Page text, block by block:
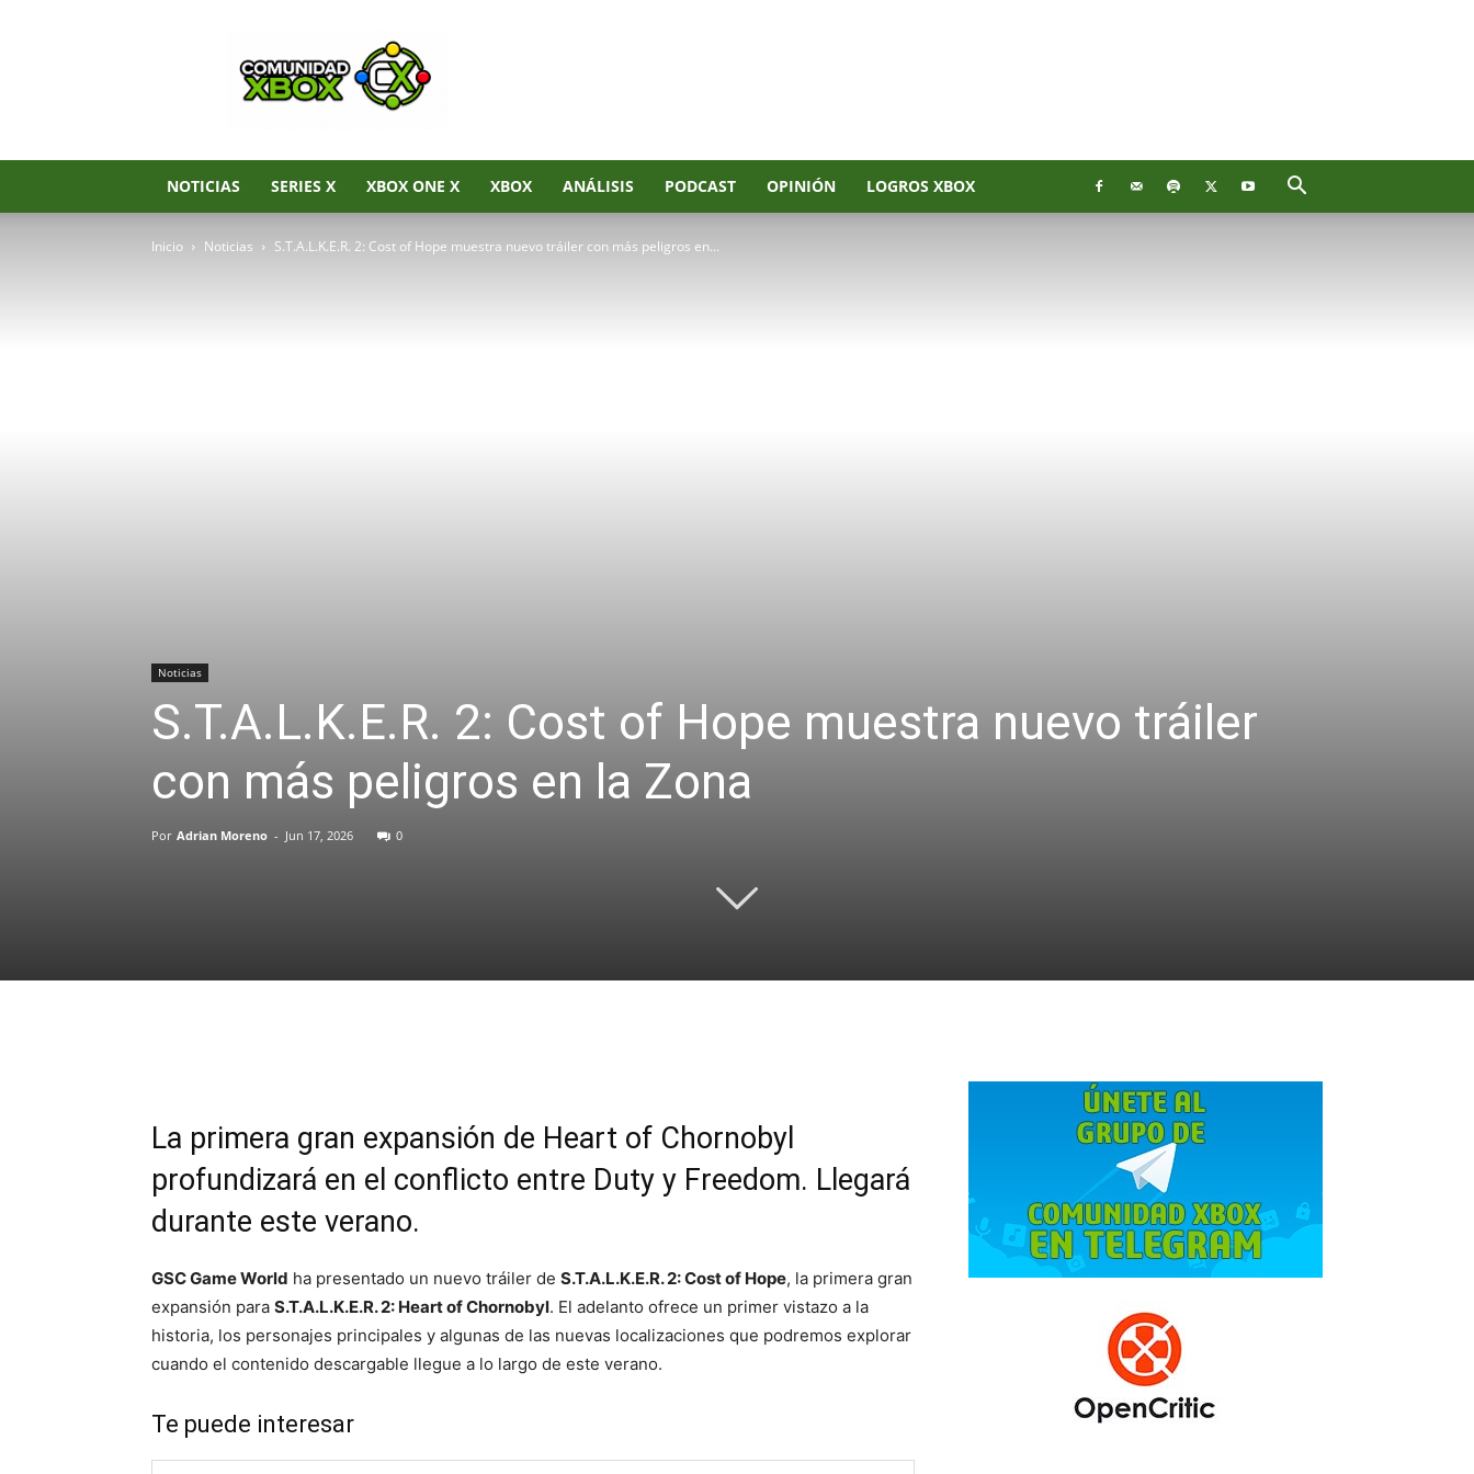
Noticias
de
Xbox
Series
Xbox
One
360
NOTICIAS SERIES X XBOX ONE X XBOX ANÁLISIS PODCAST OPINIÓN LOGROS XBOX
Inicio Noticias S.T.A.L.K.E.R. 2: Cost of Hope muestra nuevo tráiler con más peligros en...
Noticias
S.T.A.L.K.E.R. 2: Cost of Hope muestra nuevo tráiler
con más peligros en la Zona
Por Adrian Moreno - Jun 17, 2026 0
La primera gran expansión de Heart of Chornobyl
profundizará en el conflicto entre Duty y Freedom. Llegará
durante este verano.
GSC Game World ha presentado un nuevo tráiler de S.T.A.L.K.E.R. 2: Cost of Hope, la primera gran
expansión para S.T.A.L.K.E.R. 2: Heart of Chornobyl. El adelanto ofrece un primer vistazo a la
historia, los personajes principales y algunas de las nuevas localizaciones que podremos explorar
cuando el contenido descargable llegue a lo largo de este verano.
Te puede interesar